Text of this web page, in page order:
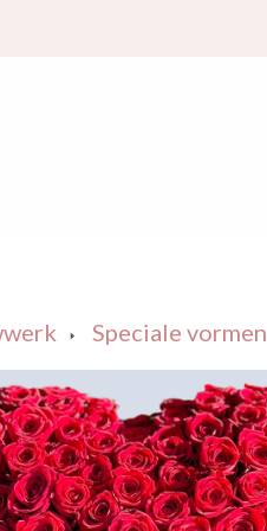
Speciale vormen